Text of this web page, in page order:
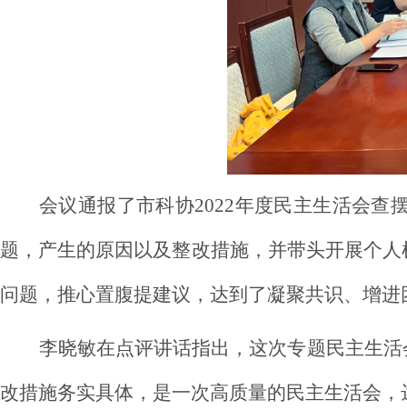
会议通报了市科协2022年度民主生活会查
题，产生的原因以及整改措施，并带头开展个
问题，推心置腹提建议，达到了凝聚共识、增
李晓敏在点评讲话指出，这次专题民主生
改措施务实具体，是一次高质量的民主生活会